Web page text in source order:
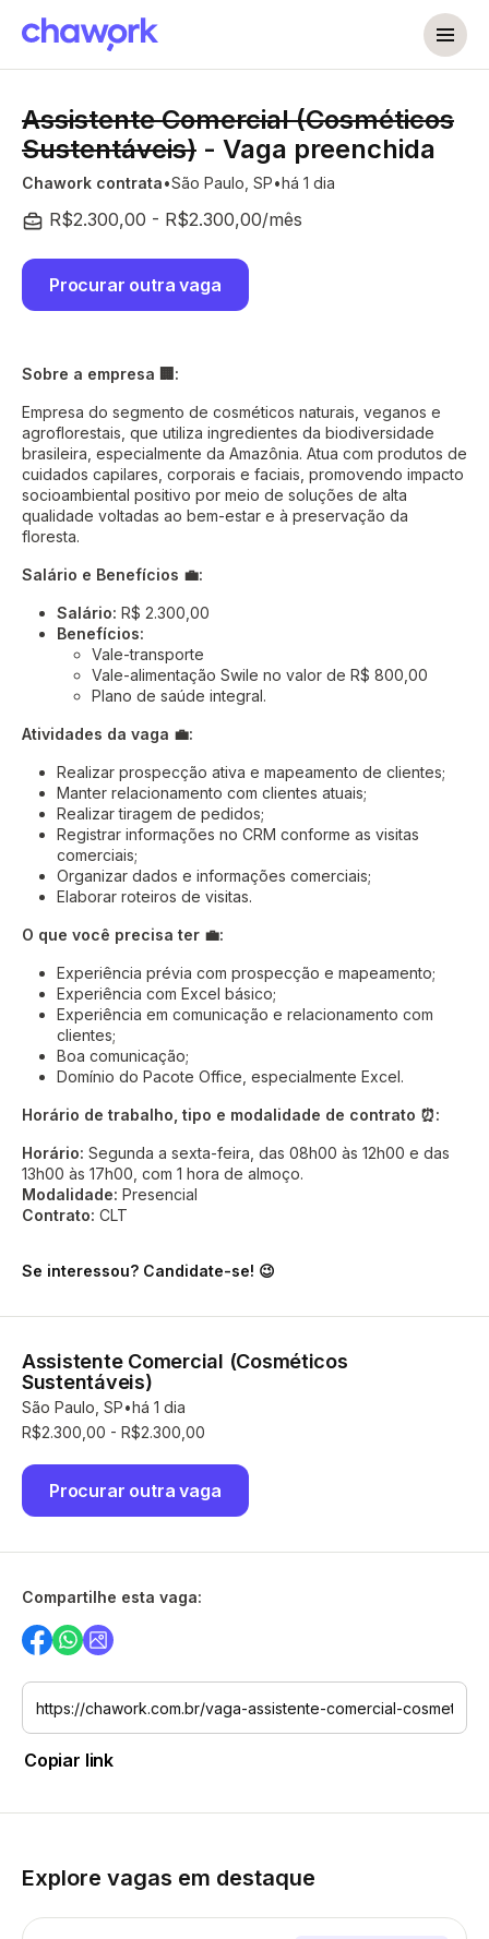
Assistente Comercial (Cosméticos
Sustentáveis) - Vaga preenchida
Chawork contrata São Paulo, SP há 1 dia
R$2.300,00 - R$2.300,00/mês
Procurar outra vaga
Sobre a empresa 🏢:
Empresa do segmento de cosméticos naturais, veganos e
agroflorestais, que utiliza ingredientes da biodiversidade
brasileira, especialmente da Amazônia. Atua com produtos de
cuidados capilares, corporais e faciais, promovendo impacto
socioambiental positivo por meio de soluções de alta
qualidade voltadas ao bem-estar e à preservação da
floresta.
Salário e Benefícios 💼:
Salário: R$ 2.300,00
Benefícios:
Vale-transporte
Vale-alimentação Swile no valor de R$ 800,00
Plano de saúde integral.
Atividades da vaga 💼:
Realizar prospecção ativa e mapeamento de clientes;
Manter relacionamento com clientes atuais;
Realizar tiragem de pedidos;
Registrar informações no CRM conforme as visitas
comerciais;
Organizar dados e informações comerciais;
Elaborar roteiros de visitas.
O que você precisa ter 💼:
Experiência prévia com prospecção e mapeamento;
Experiência com Excel básico;
Experiência em comunicação e relacionamento com
clientes;
Boa comunicação;
Domínio do Pacote Office, especialmente Excel.
Horário de trabalho, tipo e modalidade de contrato ⏰:
Horário: Segunda a sexta-feira, das 08h00 às 12h00 e das
13h00 às 17h00, com 1 hora de almoço.
Modalidade: Presencial
Contrato: CLT
Se interessou? Candidate-se! 😉
Assistente Comercial (Cosméticos
Sustentáveis)
São Paulo, SP há 1 dia
R$2.300,00 - R$2.300,00
Procurar outra vaga
Compartilhe esta vaga:
Copiar link
Explore vagas em destaque